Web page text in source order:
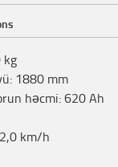
kg
: 1880 mm
həcmi:620Ah
km/h